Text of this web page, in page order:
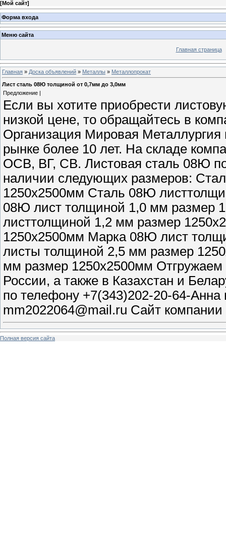
[Мой сайт]
Форма входа
Меню сайта
Главная страница
Главная » Доска объявлений » Металлы » Металлопрокат
Лист сталь 08Ю толщиной от 0,7мм до 3,0мм
Предложение |
Если вы хотите приобрести
низкой цене, то обращайтесь в
Организация Мировая
рынке более 10 лет. На складе
ОСВ, ВГ, СВ. Листовая сталь 08Ю
наличии следующих размеров:
1250х2500мм Сталь 08Ю
08Ю лист толщиной 1,0 мм размер
листтолщиной 1,2 мм размер
1250х2500мм Марка 08Ю лист
листы толщиной 2,5 мм размер
мм размер 1250х2500мм Отгружаем
России, а также в Казахстан и
по телефону +7(343)202-20-64-Анна
mm2022064@mail.ru Сайт
Полная версия сайта